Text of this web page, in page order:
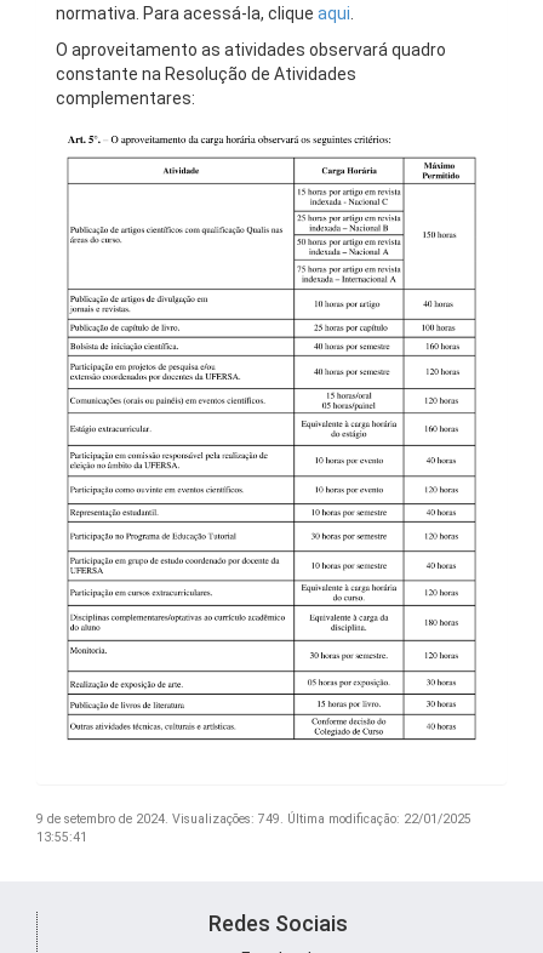
normativa. Para acessá-la, clique aqui
O aproveitamento as atividades observará quadro
constante na Resolução de Atividades
complementares:
9 de setembro de 2024. Visualizações: 749. Última modificação: 22/01/2025
13:55:41
Redes Sociais